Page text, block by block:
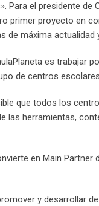
Para el presidente de
primer proyecto en
de máxima
es trabajar
de centros
que todos los
las herramientas,
en Main Partner
y desarrollar